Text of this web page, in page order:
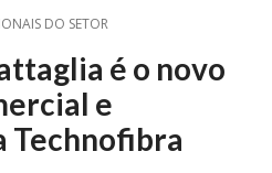
DO SETOR
é o novo
e
Technofibra